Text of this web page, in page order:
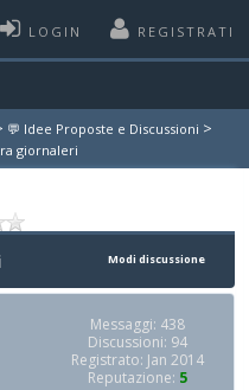
LOGIN REGISTRATI
💬 Idee Proposte e Discussioni >
giornaleri
Modi discussione
Messaggi: 438
Discussioni: 94
Registrato: Jan 2014
Reputazione: 5